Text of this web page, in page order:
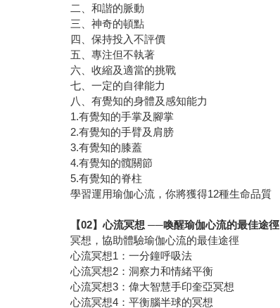
二、和諧的脈動
三、神奇的頓點
四、保持投入不評價
五、專注但不執著
六、收縮及適當的挑戰
七、一定的自律能力
八、有覺知的身體及感知能力
1.有覺知的手掌及腳掌
2.有覺知的手臂及肩膀
3.有覺知的膝蓋
4.有覺知的髖關節
5.有覺知的脊柱
學習運用瑜伽心流，你將獲得12種生命品質
【02】心流冥想 ──喚醒瑜伽心流的最佳途徑
冥想，協助體驗瑜伽心流的最佳途徑
心流冥想1：一分鐘呼吸法
心流冥想2：洞察力和情緒平衡
心流冥想3：偉大智慧手印奎亞冥想
心流冥想4：平衡腦半球的冥想